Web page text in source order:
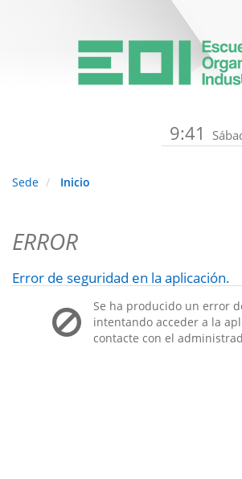
9:41
Sede Inicio
ERROR
Error de seguridad en la aplicación.
Se ha producido un error
intentando acceder a la
contacte con el